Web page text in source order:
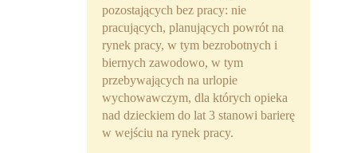
pozostających bez pracy: nie
pracujących, planujących powrót na
rynek pracy, w tym bezrobotnych i
biernych zawodowo, w tym
przebywających na urlopie
wychowawczym, dla których opieka
nad dzieckiem do lat 3 stanowi barierę
w wejściu na rynek pracy.